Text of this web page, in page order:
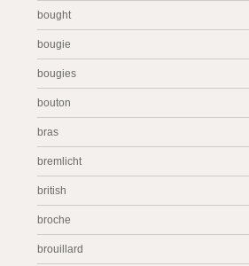
bought
bougie
bougies
bouton
bras
bremlicht
british
broche
brouillard